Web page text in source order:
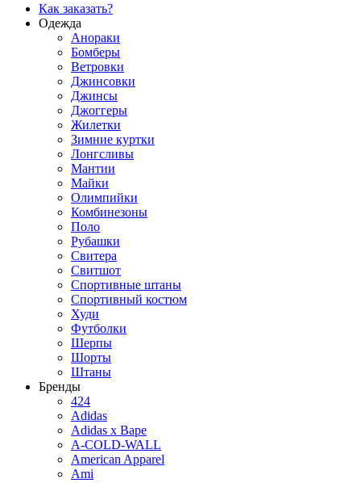
Как заказать?
Одежда
Анораки
Бомберы
Ветровки
Джинсовки
Джинсы
Джоггеры
Жилетки
Зимние куртки
Лонгсливы
Мантии
Майки
Олимпийки
Комбинезоны
Поло
Рубашки
Свитера
Свитшот
Спортивные штаны
Спортивный костюм
Худи
Футболки
Шерпы
Шорты
Штаны
Бренды
424
Adidas
Adidas x Bape
A-COLD-WALL
American Apparel
Ami